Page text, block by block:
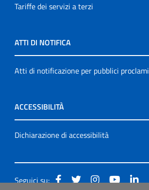
Tariffe dei servizi a terzi
ATTI DI NOTIFICA
Atti di notificazione per pubblici proclami
ACCESSIBILITÀ
Dichiarazione di accessibilità
Seguici su: